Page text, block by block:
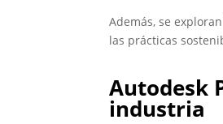
Además, se
las prácticas
Autodesk
industria